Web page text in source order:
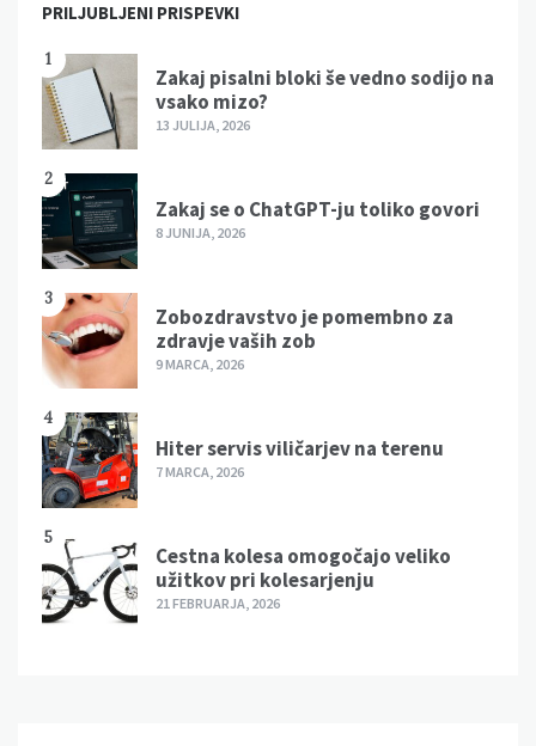
PRILJUBLJENI PRISPEVKI
1
Zakaj pisalni bloki še vedno sodijo na
vsako mizo?
13 JULIJA, 2026
2
Zakaj se o ChatGPT-ju toliko govori
8 JUNIJA, 2026
3
Zobozdravstvo je pomembno za
zdravje vaših zob
9 MARCA, 2026
4
Hiter servis viličarjev na terenu
7 MARCA, 2026
5
Cestna kolesa omogočajo veliko
užitkov pri kolesarjenju
21 FEBRUARJA, 2026